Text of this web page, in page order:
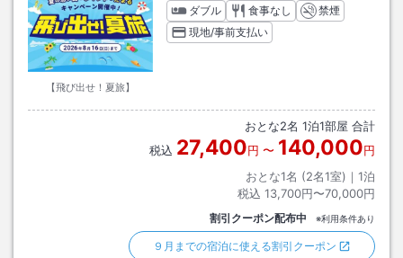
【飛び出せ！夏旅】
ダブル
食事なし
禁煙
現地/事前支払い
おとな2名 1泊1部屋 合計
税込 27,400円 〜 140,000円
おとな1名 (2名1室)｜ 1泊
税込 13,700円〜70,000円
割引クーポン配布中 ※利用条件あり
９月までの宿泊に使える割引クーポン